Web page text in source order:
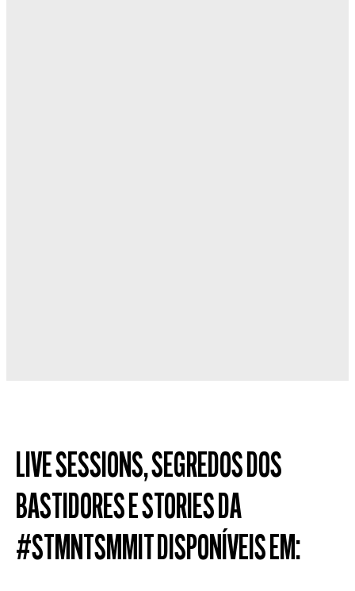
LIVE SESSIONS, SEGREDOS DOS
BASTIDORES E STORIES DA
#STMNTSMMIT DISPONÍVEIS EM: